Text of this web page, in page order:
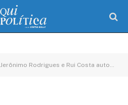
Jerônimo Rodrigues e Rui Costa autorizam obras do Novo PAC com investimento superior a R$ 27 milhões em Salvador